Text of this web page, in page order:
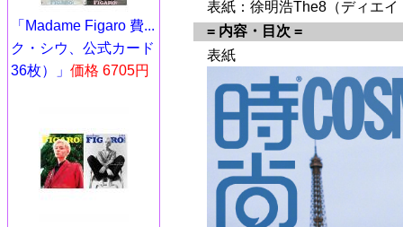
「Madame Figaro 費...
ク・シウ、公式カード
36枚）」 価格 6705円
表紙：徐明浩The8（ディエ
= 内容・目次 =
表紙